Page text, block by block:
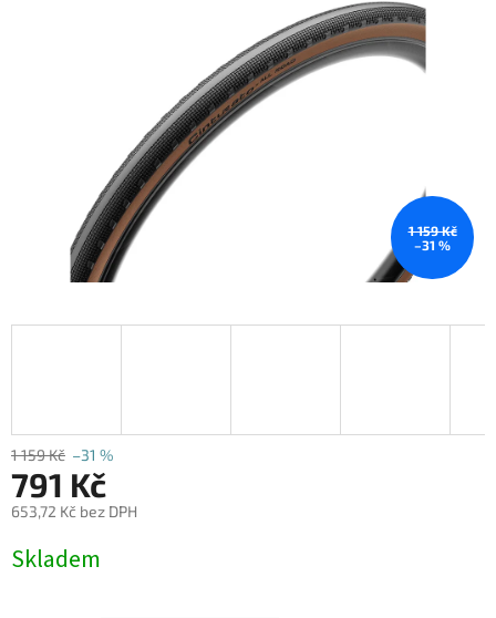
1 159 Kč
–31 %
1 159 Kč –31 %
791 Kč
653,72 Kč bez DPH
cena:
Skladem